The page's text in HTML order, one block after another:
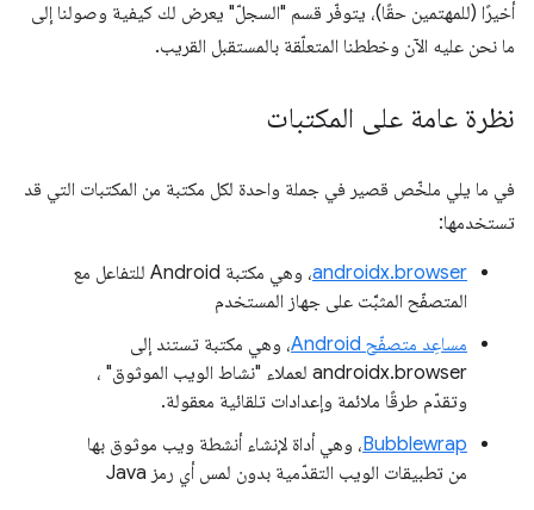
أخيرًا (للمهتمين حقًا)، يتوفّر قسم "السجلّ" يعرض لك كيفية وصولنا إلى
ما نحن عليه الآن وخططنا المتعلّقة بالمستقبل القريب.
نظرة عامة على المكتبات
في ما يلي ملخّص قصير في جملة واحدة لكل مكتبة من المكتبات التي قد
تستخدمها:
androidx.browser
، وهي مكتبة Android للتفاعل مع
المتصفّح المثبَّت على جهاز المستخدم
مساعِد متصفّح Android
، وهي مكتبة تستند إلى
androidx.browser لعملاء "نشاط الويب الموثوق" ،
وتقدّم طرقًا ملائمة وإعدادات تلقائية معقولة.
Bubblewrap، وهي أداة لإنشاء أنشطة ويب موثوق بها
من تطبيقات الويب التقدّمية بدون لمس أي رمز Java